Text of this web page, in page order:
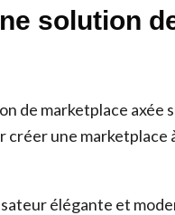
solution
de marketplace axée
créer une marketplace
élégante et